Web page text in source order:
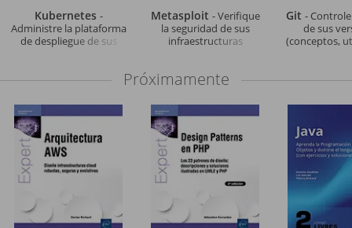
Kubernetes -
Administre la plataforma
de despliegue de sus
Metasploit - Verifique
la seguridad de sus
infraestructuras
Git -
de sus
(conceptos,
Próximamente